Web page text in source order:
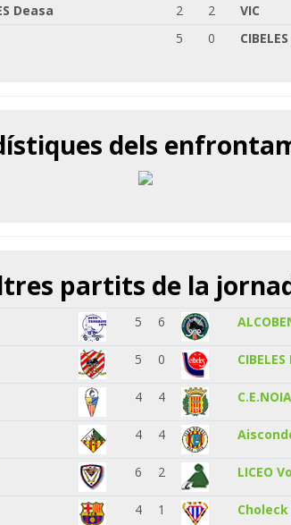
Deasa 2 2
VIC
5 0
dels
partits de la
5 6
5 0
4 4
4 4
6 2 LICEO
4 1 Choleck